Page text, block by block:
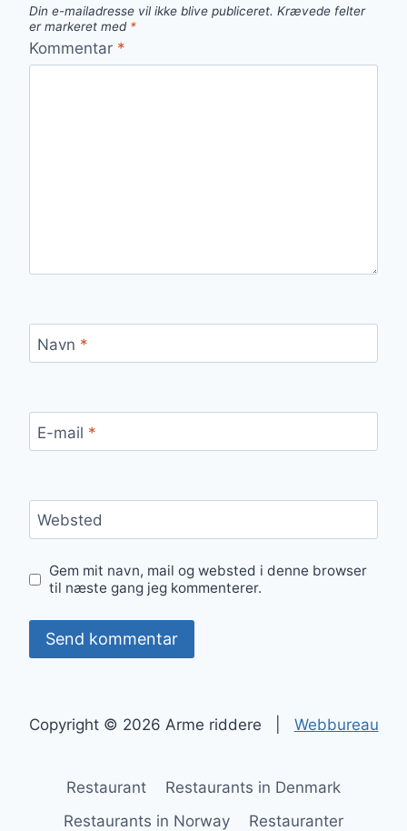
Din e-mailadresse vil ikke blive publiceret. Krævede felter
er markeret med *
Kommentar *
Navn *
E-mail *
Websted
Gem mit navn, mail og websted i denne browser
til næste gang jeg kommenterer.
Copyright © 2026 Arme riddere | Webbureau
Restaurant
Restaurants in Denmark
Restaurants in Norway
Restauranter